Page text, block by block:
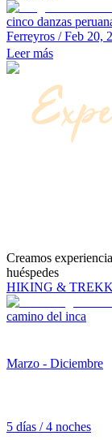
cinco danzas
Ferreyros / Feb 20,
Leer más
Creamos
huéspedes
HIKING &
camino del inca
Marzo - Diciembre
5 días / 4 noches